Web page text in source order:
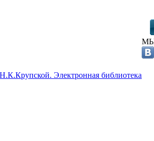
Электронная библиотека